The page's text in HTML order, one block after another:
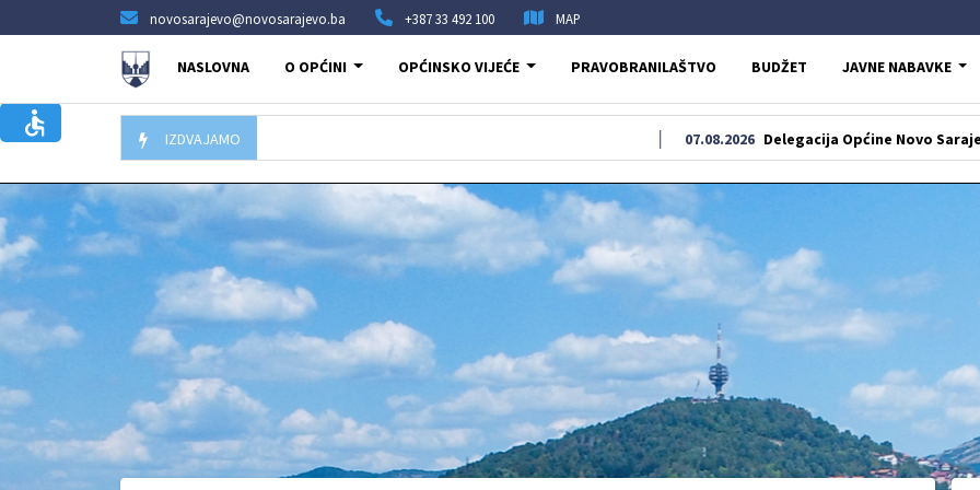
novosarajevo@novosarajevo.ba +387 33 492 100 MAP
NASLOVNA O OPĆINI OPĆINSKO VIJEĆE PRAVOBRANILAŠTVO BUDŽET JAVNE NABAVKE
IZDVAJAMO Delegacija Općine Novo Sarajevo odala